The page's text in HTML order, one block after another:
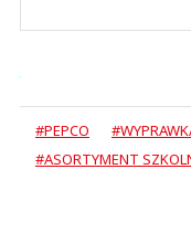
#PEPCO
#ASORTYMENT